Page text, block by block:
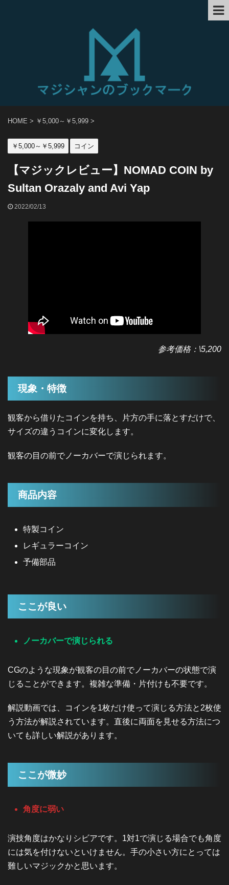
HOME > ￥5,000～￥5,999 >
￥5,000～￥5,999 コイン
【マジックレビュー】NOMAD COIN by
Sultan Orazaly and Avi Yap
2022/02/13
参考価格：\5,200
現象・特徴
観客から借りたコインを持ち、片方の手に落とすだけで、
サイズの違うコインに変化します。
観客の目の前でノーカバーで演じられます。
商品内容
特製コイン
レギュラーコイン
予備部品
ここが良い
ノーカバーで演じられる
CGのような現象が観客の目の前でノーカバーの状態で演
じることができます。複雑な準備・片付けも不要です。
解説動画では、コインを1枚だけ使って演じる方法と2枚使
う方法が解説されています。直後に両面を見せる方法につ
いても詳しい解説があります。
ここが微妙
角度に弱い
演技角度はかなりシビアです。1対1で演じる場合でも角度
には気を付けないといけません。手の小さい方にとっては
難しいマジックかと思います。